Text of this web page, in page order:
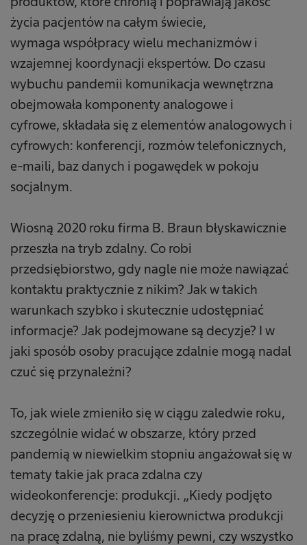
życia pacjentów na całym świecie,
wymaga współpracy wielu mechanizmów i
wzajemnej koordynacji ekspertów. Do czasu
wybuchu pandemii komunikacja wewnętrzna
obejmowała komponenty analogowe i
cyfrowe, składała się z elementów analogowych i
cyfrowych: konferencji, rozmów telefonicznych,
e-maili, baz danych i pogawędek w pokoju
socjalnym.
Wiosną 2020 roku firma B. Braun błyskawicznie
przeszła na tryb zdalny. Co robi
przedsiębiorstwo, gdy nagle nie może nawiązać
kontaktu praktycznie z nikim? Jak w takich
warunkach szybko i skutecznie udostępniać
informacje? Jak podejmowane są decyzje? I w
jaki sposób osoby pracujące zdalnie mogą nadal
czuć się przynależni?
To, jak wiele zmieniło się w ciągu zaledwie roku,
szczególnie widać w obszarze, który przed
pandemią w niewielkim stopniu angażował się w
tematy takie jak praca zdalna czy
wideokonferencje: produkcji. „Kiedy podjęto
decyzję o przeniesieniu kierownictwa produkcji
na pracę zdalną, nie byliśmy pewni, czy wszystko